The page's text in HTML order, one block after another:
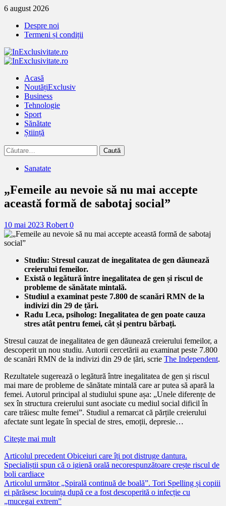
Treci
continut
6 august 2026
Despre noi
Termeni și condiții
Primary
Acasă
NoutățiExclusiv
Business
Tehnologie
Sport
Sănătate
Știință
Caută
după:
Sanatate
„Femeile au nevoie să nu mai accepte
această formă de sabotaj social”
10 mai 2023 Robert 0
Studiu: Stresul cauzat de inegalitatea de gen dăunează
creierului femeilor.
Există o legătură între inegalitatea de gen și riscul de
probleme de sănătate mintală.
Studiul a examinat peste 7.800 de scanări RMN de la
indivizi din 29 de țări.
Radu Leca, psiholog: Inegalitatea de gen poate cauza
stres atât pentru femei, cât și pentru bărbați.
Stresul cauzat de inegalitatea de gen dăunează creierului femeilor, a
descoperit un nou studiu. Autorii cercetării au examinat peste 7.800
de scanări RMN de la indivizi din 29 de țări, scrie The Independent.
Rezultatele sugerează o legătură între inegalitatea de gen și riscul
mai mare de probleme de sănătate mintală care ar putea să apară la
femei. Autorul principal al studiului spune așa: „Unele diferențe de
sex în structura creierului sunt asociate cu mediul social dificil în
care trăiesc multe femei”. Studiul a remarcat că părțile creierului
afectate sunt legate în special de stres, emoții, depresie…
Citeşte mai mult
Citește
mai
mult
Articolul precedent Obiceiuri care îți pot distruge dantura.
Specialiștii spun că o igienă orală necorespunzătoare crește riscul de
boli cardiace
Articolul următor„Spirală continuă de boală”. Tori Spelling și copiii
ei părăsesc locuința după ce a fost descoperită o infecție cu
„mucegai extrem”